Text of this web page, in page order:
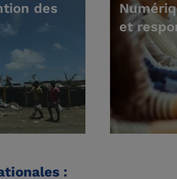
des
et
: